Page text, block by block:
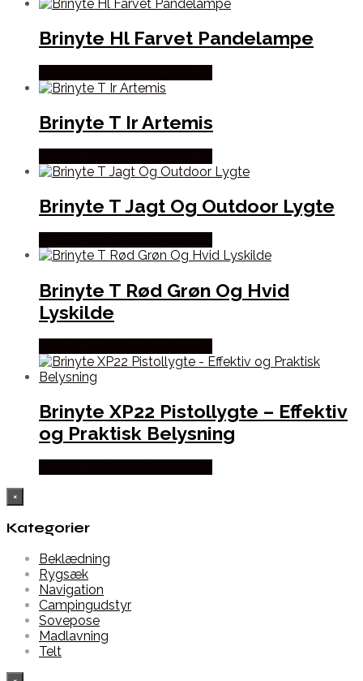
Brinyte Hl Farvet Pandelampe
Brinyte T Ir Artemis
Brinyte T Jagt Og Outdoor Lygte
Brinyte T Rød Grøn Og Hvid
Lyskilde
Brinyte XP22 Pistollygte – Effektiv
og Praktisk Belysning
×
Kategorier
Beklædning
Rygsæk
Navigation
Campingudstyr
Sovepose
Madlavning
Telt